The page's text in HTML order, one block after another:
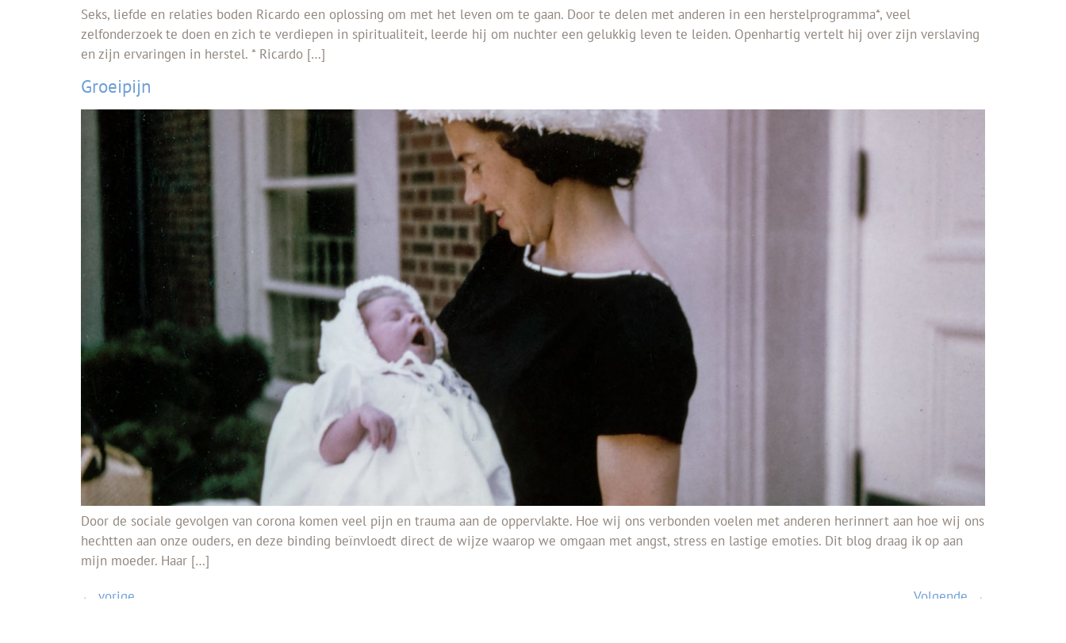
Seks, liefde en relaties boden Ricardo een oplossing om met het leven om te gaan. Door te delen met anderen in een herstelprogramma*, veel
zelfonderzoek te doen en zich te verdiepen in spiritualiteit, leerde hij om nuchter een gelukkig leven te leiden. Openhartig vertelt hij over zijn verslaving
en zijn ervaringen in herstel. * Ricardo […]
Groeipijn
Door de sociale gevolgen van corona komen veel pijn en trauma aan de oppervlakte. Hoe wij ons verbonden voelen met anderen herinnert aan hoe wij ons
hechtten aan onze ouders, en deze binding beïnvloedt direct de wijze waarop we omgaan met angst, stress en lastige emoties. Dit blog draag ik op aan
mijn moeder. Haar […]
← vorige Volgende →